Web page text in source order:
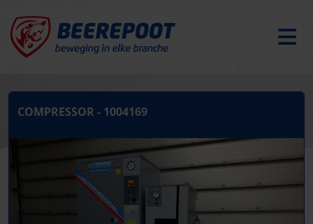
COMPRESSOR - 1004169